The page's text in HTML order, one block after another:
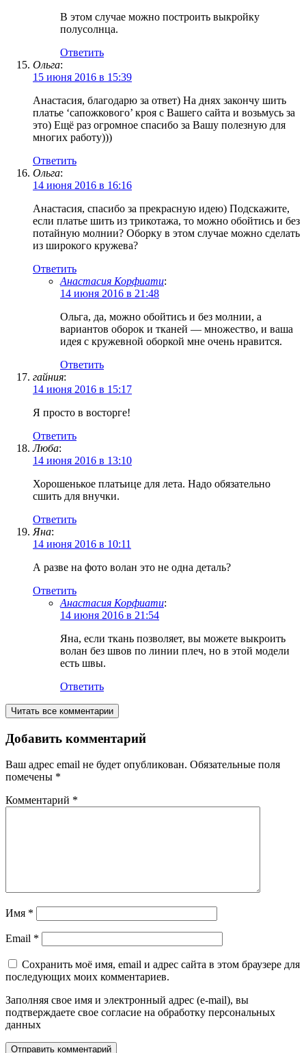
В этом случае можно построить выкройку
полусолнца.
Ответить
Ольга:
15 июня 2016 в 15:39
Анастасия, благодарю за ответ) На днях закончу шить
платье ‘сапожкового’ кроя с Вашего сайта и возьмусь за
это) Ещё раз огромное спасибо за Вашу полезную для
многих работу)))
Ответить
Ольга:
14 июня 2016 в 16:16
Анастасия, спасибо за прекрасную идею) Подскажите,
если платье шить из трикотажа, то можно обойтись и без
потайную молнии? Оборку в этом случае можно сделать
из широкого кружева?
Ответить
Анастасия Корфиати:
14 июня 2016 в 21:48
Ольга, да, можно обойтись и без молнии, а
вариантов оборок и тканей — множество, и ваша
идея с кружевной оборкой мне очень нравится.
Ответить
гайния:
14 июня 2016 в 15:17
Я просто в восторге!
Ответить
Люба:
14 июня 2016 в 13:10
Хорошенькое платьице для лета. Надо обязательно
сшить для внучки.
Ответить
Яна:
14 июня 2016 в 10:11
А разве на фото волан это не одна деталь?
Ответить
Анастасия Корфиати:
14 июня 2016 в 21:54
Яна, если ткань позволяет, вы можете выкроить
волан без швов по линии плеч, но в этой модели
есть швы.
Ответить
Читать все комментарии
Добавить комментарий
Ваш адрес email не будет опубликован. Обязательные поля
помечены *
Комментарий *
Имя *
Email *
Сохранить моё имя, email и адрес сайта в этом браузере для
последующих моих комментариев.
Заполняя свое имя и электронный адрес (e-mail), вы
подтверждаете свое согласие на обработку персональных
данных